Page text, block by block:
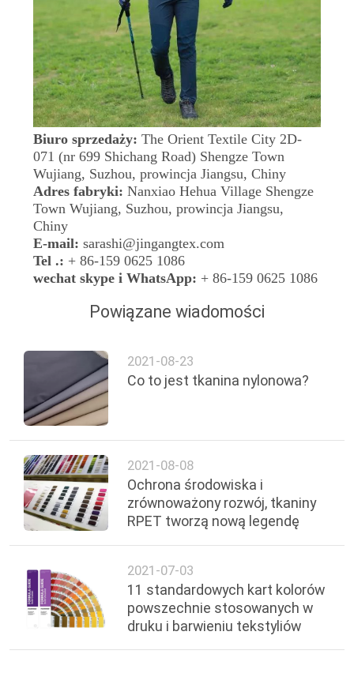
Biuro sprzedaży: The Orient Textile City 2D-
071 (nr 699 Shichang Road) Shengze Town
Wujiang, Suzhou, prowincja Jiangsu, Chiny
Adres fabryki: Nanxiao Hehua Village Shengze
Town Wujiang, Suzhou, prowincja Jiangsu,
Chiny
E-mail: sarashi@jingangtex.com
Tel .: + 86-159 0625 1086
wechat skype i WhatsApp: + 86-159 0625 1086
Powiązane wiadomości
2021-08-23
Co to jest tkanina nylonowa?
2021-08-08
Ochrona środowiska i
zrównoważony rozwój, tkaniny
RPET tworzą nową legendę
2021-07-03
11 standardowych kart kolorów
powszechnie stosowanych w
druku i barwieniu tekstyliów